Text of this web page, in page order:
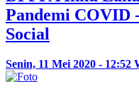
Pandemi COVID
Social
Senin, 11 Mei 2020 - 12:52